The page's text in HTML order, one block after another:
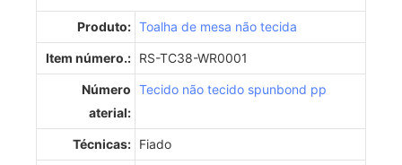
Produto: Toalha de mesa não tecida
Item número.: RS-TC38-WR0001
Número
aterial:
Tecido não tecido spunbond pp
Técnicas: Fiado